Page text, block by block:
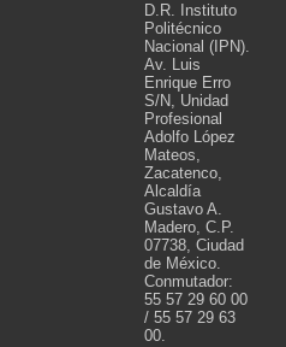
D.R. Instituto
Politécnico
Nacional (IPN).
Av. Luis
Enrique Erro
S/N, Unidad
Profesional
Adolfo López
Mateos,
Zacatenco,
Alcaldía
Gustavo A.
Madero, C.P.
07738, Ciudad
de México.
Conmutador:
55 57 29 60 00
/ 55 57 29 63
00.